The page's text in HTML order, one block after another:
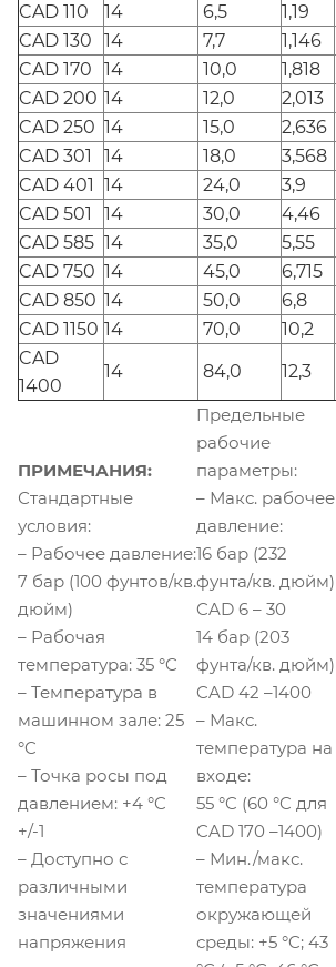
CAD 110
14 6,5 1,19
CAD 130
14 7,7 1,146
CAD 170
14 10,0 1,818
CAD 200 14 12,0 2,013
CAD 250 14 15,0 2,636
CAD 301
14 18,0 3,568
CAD 401 14 24,0 3,9
CAD 501
14 30,0 4,46
CAD 585 14 35,0 5,55
CAD 750 14 45,0 6,715
CAD 850 14 50,0 6,8
CAD 1150 14 70,0 10,2
CAD
1400
14 84,0 12,3
ПРИМЕЧАНИЯ:
Стандартные
условия:
– Рабочее давление:
7 бар (100 фунтов/кв.
дюйм)
– Рабочая
температура: 35 °C
– Температура в
машинном зале: 25
°C
– Точка росы под
давлением: +4 °C
+/-1
– Доступно с
различными
значениями
напряжения
Предельные
рабочие
параметры:
– Макс. рабочее
давление:
16 бар (232
фунта/кв. дюйм)
CAD 6 – 30
14 бар (203
фунта/кв. дюйм)
CAD 42 –1400
– Макс.
температура на
входе:
55 °C (60 °C для
CAD 170 –1400)
– Мин./макс.
температура
окружающей
среды: +5 °C; 43